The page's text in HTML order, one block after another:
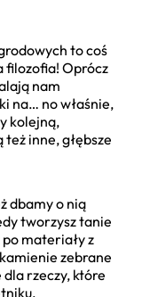
to coś
filozofia! Oprócz
nam
na… no właśnie,
kolejną,
inne, głębsze
dbamy o nią
tworzysz tanie
po materiały z
zebrane
rzeczy, które